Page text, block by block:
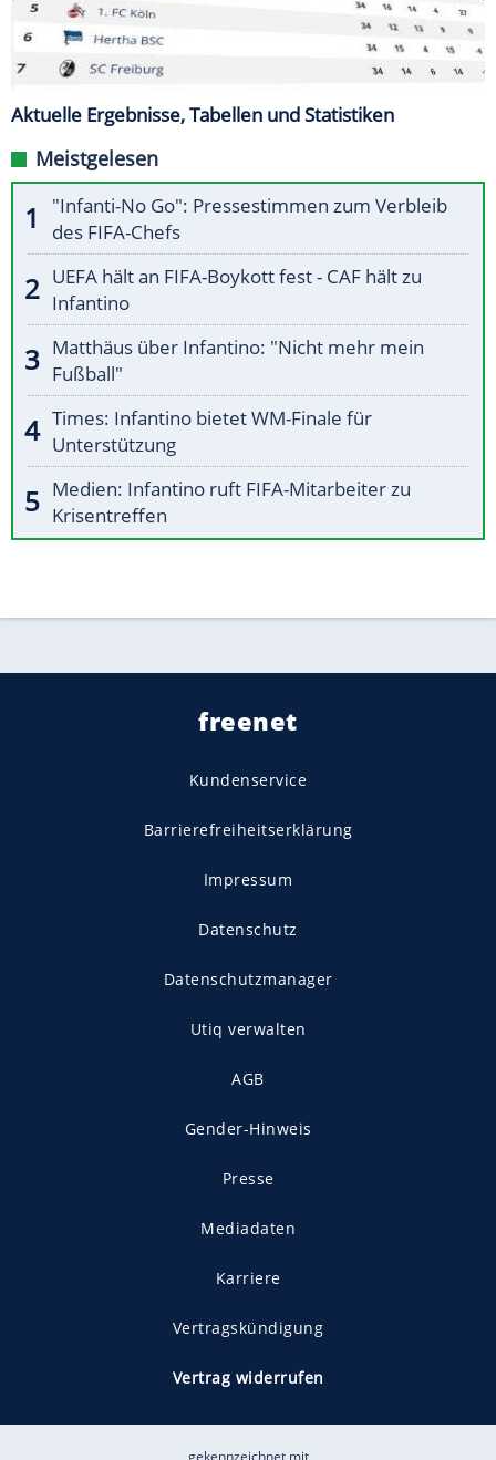
Aktuelle Ergebnisse, Tabellen und Statistiken
Meistgelesen
"Infanti-No Go": Pressestimmen zum Verbleib
des FIFA-Chefs
UEFA hält an FIFA-Boykott fest - CAF hält zu
Infantino
Matthäus über Infantino: "Nicht mehr mein
Fußball"
Times: Infantino bietet WM-Finale für
Unterstützung
Medien: Infantino ruft FIFA-Mitarbeiter zu
Krisentreffen
freenet
Kundenservice
Barrierefreiheitserklärung
Impressum
Datenschutz
Datenschutzmanager
Utiq verwalten
AGB
Gender-Hinweis
Presse
Mediadaten
Karriere
Vertragskündigung
Vertrag widerrufen